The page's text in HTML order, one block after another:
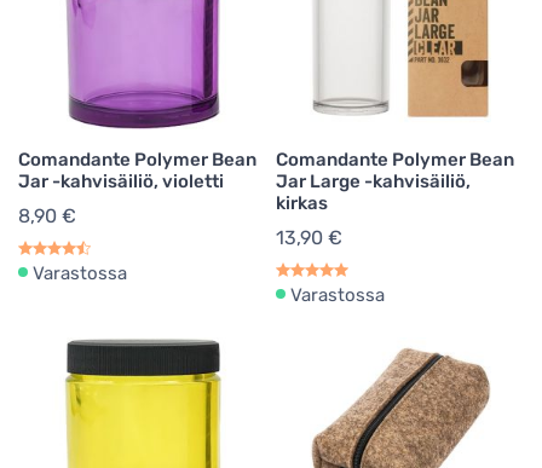
Comandante Polymer Bean
Jar -kahvisäiliö, violetti
8,90 €
Varastossa
Comandante Polymer Bean
Jar Large -kahvisäiliö,
kirkas
13,90 €
Varastossa